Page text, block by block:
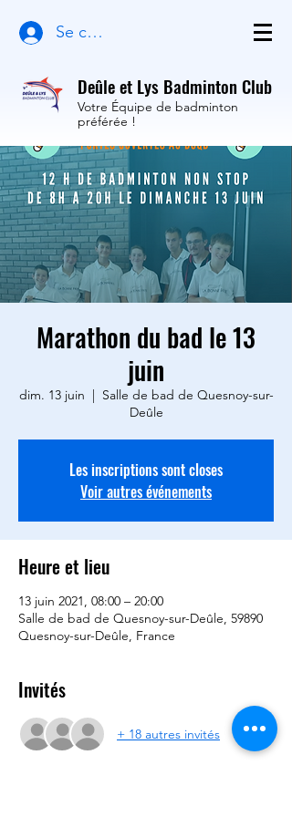
Se connecter
Deûle et Lys Badminton Club
Votre Équipe de badminton
préférée !
Marathon du bad le 13
juin
dim. 13 juin
  |
Salle de bad de Quesnoy-sur-
Deûle
Les inscriptions sont closes
Voir autres événements
Heure et lieu
13 juin 2021, 08:00 – 20:00
Salle de bad de Quesnoy-sur-Deûle, 59890
Quesnoy-sur-Deûle, France
Invités
+ 18 autres invités